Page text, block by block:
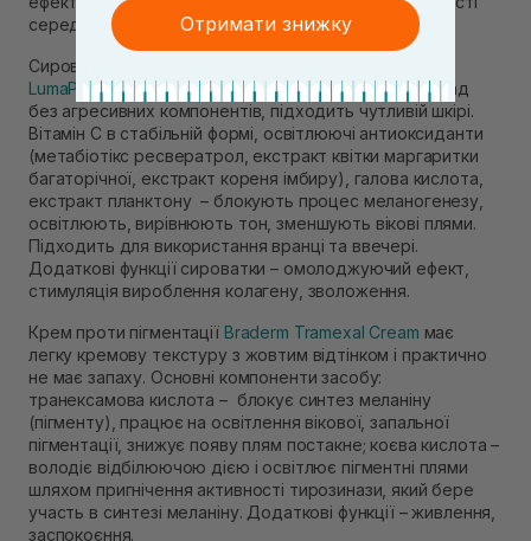
серед клієнтів.
Сироватка для усунення пігментації
LumaPro-C
має молочкову текстуру, безпечний склад
без агресивних компонентів, підходить чутливій шкірі.
Вітамін С в стабільній формі, освітлюючі антиоксиданти
(метабіотікс ресвератрол, екстракт квітки маргаритки
багаторічної, екстракт кореня імбиру), галова кислота,
екстракт планктону – блокують процес меланогенезу,
освітлюють, вирівнюють тон, зменшують вікові плями.
Підходить для використання вранці та ввечері.
Додаткові функції сироватки – омолоджуючий ефект,
стимуляція вироблення колагену, зволоження.
Крем проти пігментації Braderm Tramexal Cream має
легку кремову текстуру з жовтим відтінком і практично
не має запаху. Основні компоненти засобу:
транексамова кислота – блокує синтез меланіну
(пігменту), працює на освітлення вікової, запальної
пігментації, знижує появу плям постакне; коєва кислота –
володіє відбілюючою дією і освітлює пігментні плями
шляхом пригнічення активності тирозинази, який бере
участь в синтезі меланіну. Додаткові функції – живлення,
заспокоєння.
Отримати знижку